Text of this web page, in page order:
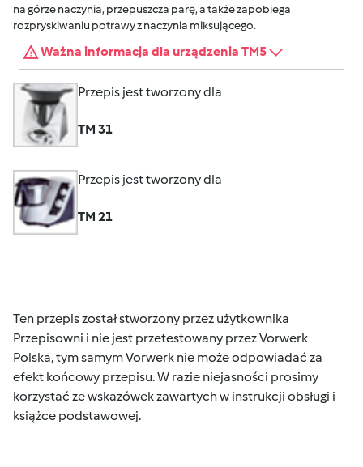
na górze naczynia, przepuszcza parę, a także zapobiega
rozpryskiwaniu potrawy z naczynia miksującego.
Ważna informacja dla urządzenia TM5
Przepis jest tworzony dla
TM 31
Przepis jest tworzony dla
TM 21
Ten przepis został stworzony przez użytkownika
Przepisowni i nie jest przetestowany przez Vorwerk
Polska, tym samym Vorwerk nie może odpowiadać za
efekt końcowy przepisu. W razie niejasności prosimy
korzystać ze wskazówek zawartych w instrukcji obsługi i
książce podstawowej.